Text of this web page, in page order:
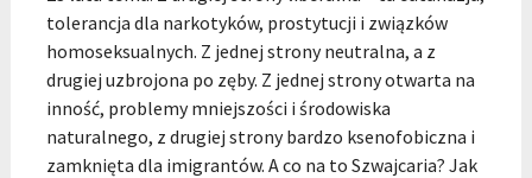
tolerancja dla narkotyków, prostytucji i związków
homoseksualnych. Z jednej strony neutralna, a z
drugiej uzbrojona po zęby. Z jednej strony otwarta na
inność, problemy mniejszości i środowiska
naturalnego, z drugiej strony bardzo ksenofobiczna i
zamknięta dla imigrantów. A co na to Szwajcaria? Jak